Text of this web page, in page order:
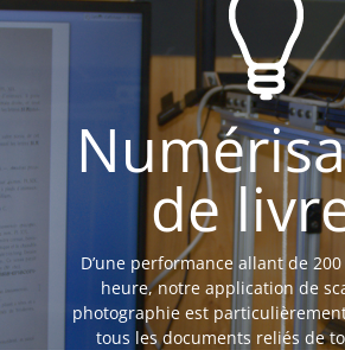
de
D’une performance allant de
heure, notre application de
photographie est
tous les documents reliés de